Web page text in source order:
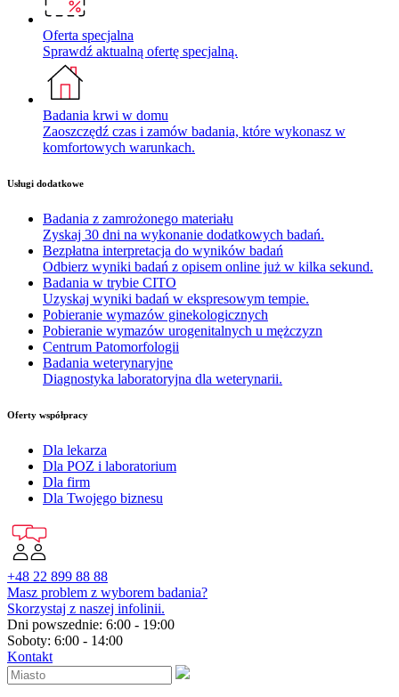
Oferta specjalna
Sprawdź aktualną ofertę specjalną.
Badania krwi w domu
Zaoszczędź czas i zamów badania, które wykonasz w
komfortowych warunkach.
Usługi dodatkowe
Badania z zamrożonego materiału
Zyskaj 30 dni na wykonanie dodatkowych badań.
Bezpłatna interpretacja do wyników badań
Odbierz wyniki badań z opisem online już w kilka sekund.
Badania w trybie CITO
Uzyskaj wyniki badań w ekspresowym tempie.
Pobieranie wymazów ginekologicznych
Pobieranie wymazów urogenitalnych u mężczyzn
Centrum Patomorfologii
Badania weterynaryjne
Diagnostyka laboratoryjna dla weterynarii.
Oferty współpracy
Dla lekarza
Dla POZ i laboratorium
Dla firm
Dla Twojego biznesu
+48 22 899 88 88
Masz problem z wyborem badania?
Skorzystaj z naszej infolinii.
Dni powszednie: 6:00 - 19:00
Soboty: 6:00 - 14:00
Kontakt